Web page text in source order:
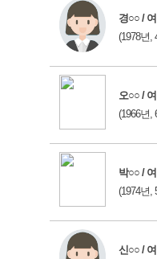
경○○ / 여
(1978년,
오○○ / 여
(1966년,
박○○ / 여
(1974년,
신○○ / 여